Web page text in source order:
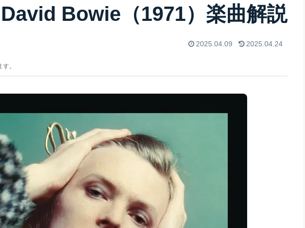
Bowie（1971）楽曲解説
2025.04.09 2025.04.24
。